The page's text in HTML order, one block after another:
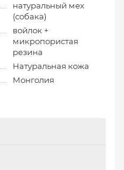
натуральный мех
(собака)
войлок +
микропористая
резина
Натуральная кожа
Монголия